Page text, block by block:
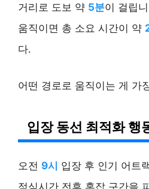
거리로 도보 약 5분이 걸립
움직이면 총 소요 시간이 약
다.
어떤 경로로 움직이는 게 가
입장 동선 최적화 행
오전 9시 입장 후 인기 어트
점심시간 전후 혼잡 구간을